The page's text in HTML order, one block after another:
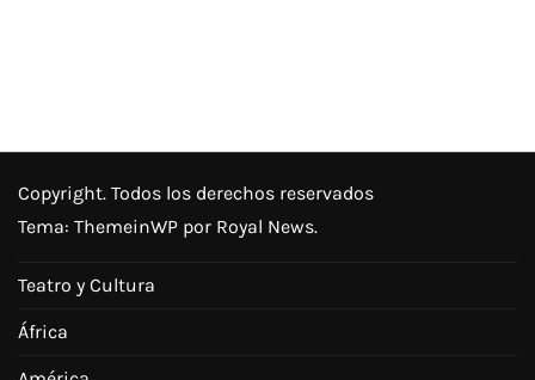
Copyright. Todos los derechos reservados
Tema: ThemeinWP por Royal News.
Teatro y Cultura
África